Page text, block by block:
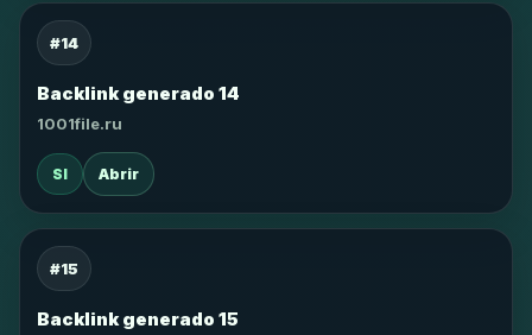
#14
Backlink generado 14
1001file.ru
SI Abrir
#15
Backlink generado 15